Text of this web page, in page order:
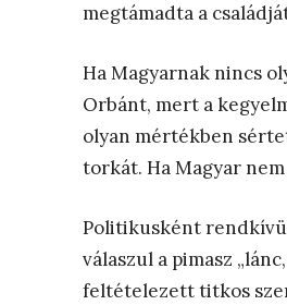
megtámadta a
Ha Magyarnak nincs
Orbánt, mert a
olyan mértékben
torkát. Ha Magyar
Politikusként
válaszul a pimasz
feltételezett titkos